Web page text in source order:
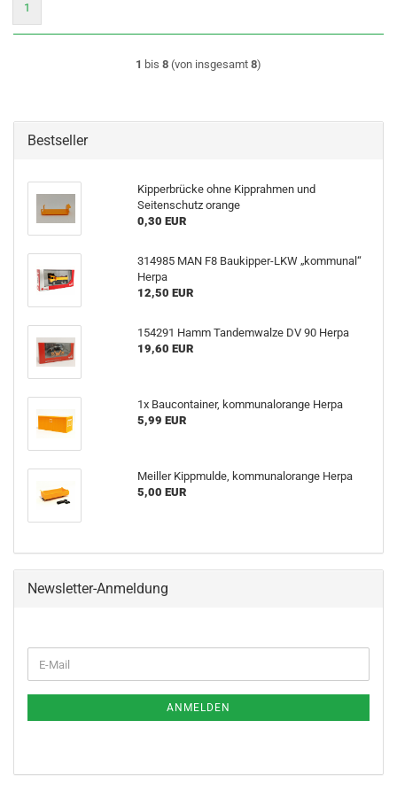
1
1 bis 8 (von insgesamt 8)
Bestseller
Kipperbrücke ohne Kipprahmen und
Seitenschutz orange
0,30 EUR
314985 MAN F8 Baukipper-LKW „kommunal“
Herpa
12,50 EUR
154291 Hamm Tandemwalze DV 90 Herpa
19,60 EUR
1x Baucontainer, kommunalorange Herpa
5,99 EUR
Meiller Kippmulde, kommunalorange Herpa
5,00 EUR
Newsletter-Anmeldung
ZUR
E-
Mail
ANMELDEN